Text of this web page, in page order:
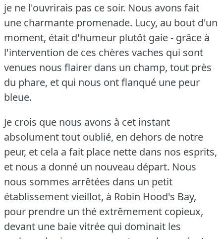
je ne l'ouvrirais pas ce soir. Nous avons fait
une charmante promenade. Lucy, au bout d'un
moment, était d'humeur plutôt gaie - grâce à
l'intervention de ces chères vaches qui sont
venues nous flairer dans un champ, tout près
du phare, et qui nous ont flanqué une peur
bleue.
Je crois que nous avons à cet instant
absolument tout oublié, en dehors de notre
peur, et cela a fait place nette dans nos esprits,
et nous a donné un nouveau départ. Nous
nous sommes arrêtées dans un petit
établissement vieillot, à Robin Hood's Bay,
pour prendre un thé extrêmement copieux,
devant une baie vitrée qui dominait les